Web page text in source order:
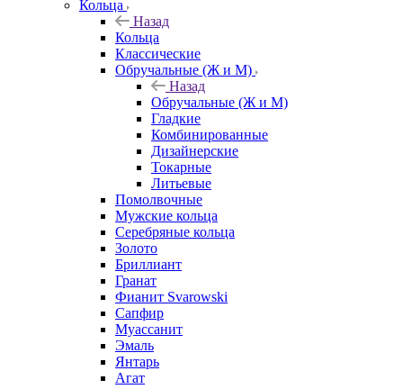
Кольца
Назад
Кольца
Классические
Обручальные (Ж и М)
Назад
Обручальные (Ж и М)
Гладкие
Комбинированные
Дизайнерские
Токарные
Литьевые
Помолвочные
Мужские кольца
Серебряные кольца
Золото
Бриллиант
Гранат
Фианит Svarowski
Сапфир
Муассанит
Эмаль
Янтарь
Агат